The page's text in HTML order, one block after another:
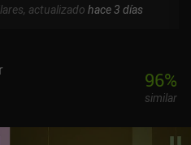
actualizado hace 3 días
96%
similar